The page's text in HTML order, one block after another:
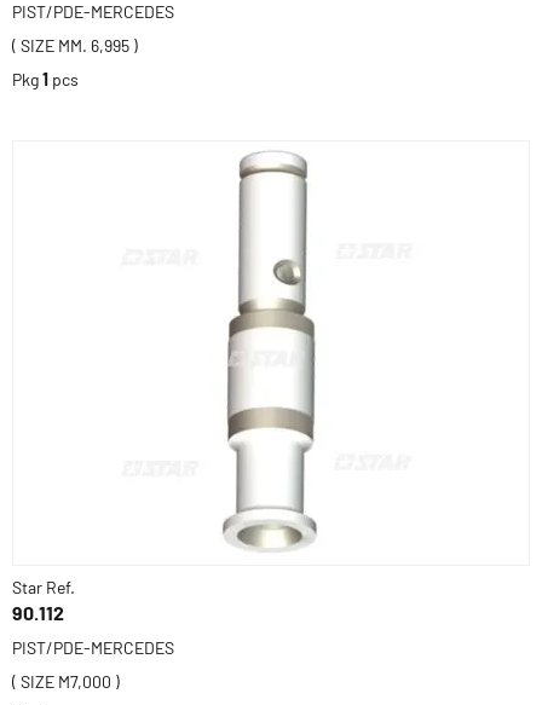
PIST/PDE-MERCEDES
( SIZE MM. 6,995 )
Pkg1 pcs
Star Ref.
90.112
PIST/PDE-MERCEDES
( SIZE M7,000 )